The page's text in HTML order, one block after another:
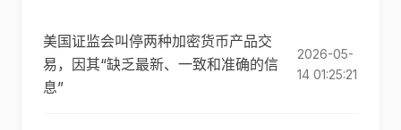
美国证监会叫停两种加密货币产品交
易，因其“缺乏最新、一致和准确的信
息”
2026-05-
14 01:25:21